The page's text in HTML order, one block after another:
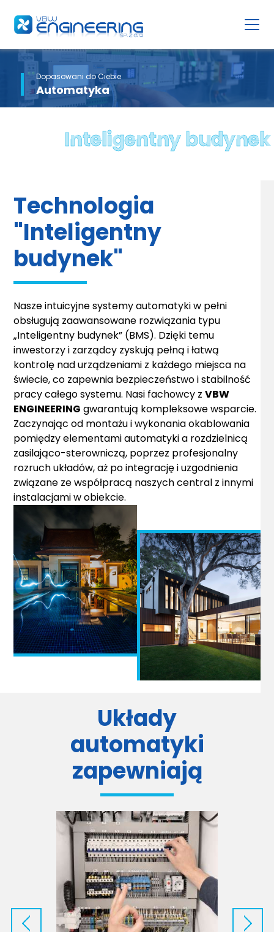
Dopasowani do Ciebie
Automatyka
Inteligentny
Technologia
"Inteligentny
budynek"
Nasze intuicyjne systemy automatyki w pełni
obsługują zaawansowane rozwiązania typu
„Inteligentny budynek” (BMS). Dzięki temu
inwestorzy i zarządcy zyskują pełną i łatwą
kontrolę nad urządzeniami z każdego miejsca na
świecie, co zapewnia bezpieczeństwo i stabilność
pracy całego systemu. Nasi fachowcy zVBW
ENGINEERING gwarantują kompleksowe wsparcie.
Zaczynając od montażu i wykonania okablowania
pomiędzy elementami automatyki a rozdzielnicą
zasilająco-sterowniczą, poprzez profesjonalny
rozruch układów, aż po integrację i uzgodnienia
związane ze współpracą naszych central z innymi
instalacjami w obiekcie.
Układy
automatyki
zapewniają